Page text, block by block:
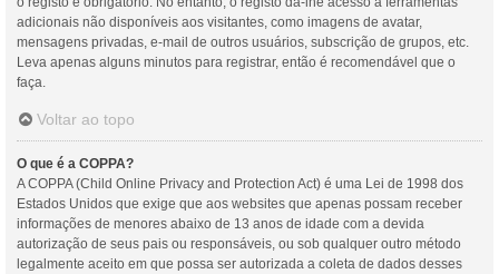
adicionais não disponíveis aos visitantes, como imagens de avatar,
mensagens privadas, e-mail de outros usuários, subscrição de grupos, etc.
Leva apenas alguns minutos para registrar, então é recomendável que o
faça.
Voltar ao topo
O que é a COPPA?
A COPPA (Child Online Privacy and Protection Act) é uma Lei de 1998 dos
Estados Unidos que exige que aos websites que apenas possam receber
informações de menores abaixo de 13 anos de idade com a devida
autorização de seus pais ou responsáveis, ou sob qualquer outro método
legalmente aceito em que possa ser autorizada a coleta de dados desses